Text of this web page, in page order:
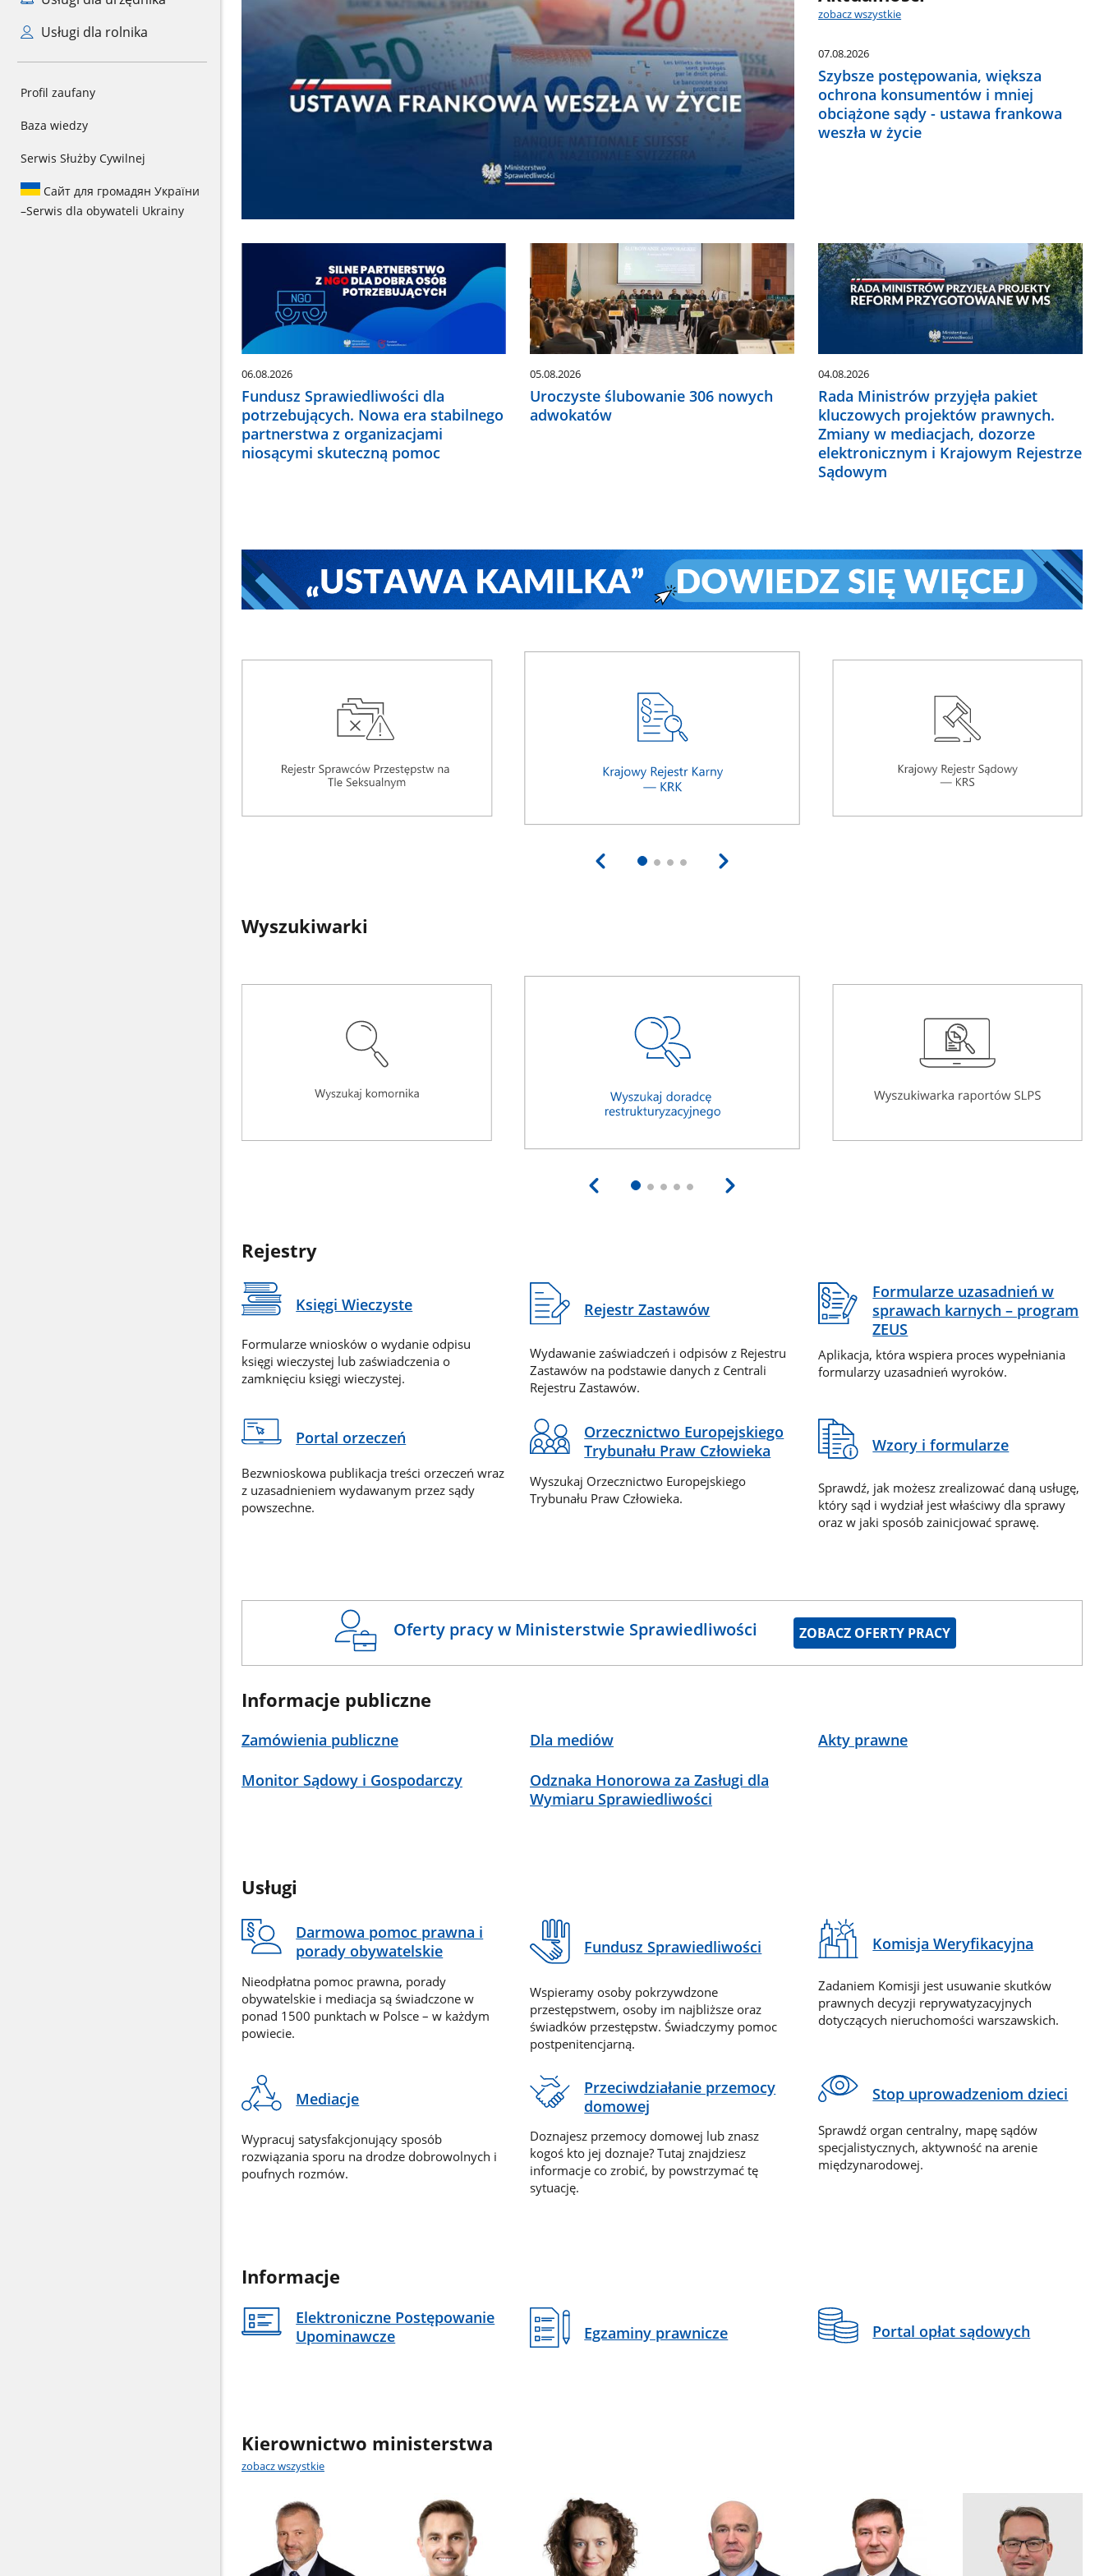
Usługi dla rolnika
Profil zaufany
Baza wiedzy
Serwis Służby Cywilnej
Сайт для громадян України
–Serwis dla obywateli Ukrainy
zobacz wszystkie
07.08.2026
Szybsze postępowania, większa
ochrona konsumentów i mniej
obciążone sądy - ustawa frankowa
weszła w życie
06.08.2026
Fundusz Sprawiedliwości dla
potrzebujących. Nowa era stabilnego
partnerstwa z organizacjami
niosącymi skuteczną pomoc
05.08.2026
Uroczyste ślubowanie 306 nowych
adwokatów
04.08.2026
Rada Ministrów przyjęła pakiet
kluczowych projektów prawnych.
Zmiany w mediacjach, dozorze
elektronicznym i Krajowym Rejestrze
Sądowym
Wyszukiwarki
Rejestry
Księgi Wieczyste
Formularze wniosków o wydanie odpisu
księgi wieczystej lub zaświadczenia o
zamknięciu księgi wieczystej.
Rejestr Zastawów
Wydawanie zaświadczeń i odpisów z Rejestru
Zastawów na podstawie danych z Centrali
Rejestru Zastawów.
Formularze uzasadnień w
sprawach karnych – program
ZEUS
Aplikacja, która wspiera proces wypełniania
formularzy uzasadnień wyroków.
Portal orzeczeń
Bezwnioskowa publikacja treści orzeczeń wraz
z uzasadnieniem wydawanym przez sądy
powszechne.
Orzecznictwo Europejskiego
Trybunału Praw Człowieka
Wyszukaj Orzecznictwo Europejskiego
Trybunału Praw Człowieka.
Wzory i formularze
Sprawdź, jak możesz zrealizować daną usługę,
który sąd i wydział jest właściwy dla sprawy
oraz w jaki sposób zainicjować sprawę.
Oferty pracy w Ministerstwie Sprawiedliwości ZOBACZ OFERTY PRACY
Informacje publiczne
Zamówienia publiczne Dla mediów Akty prawne
Monitor Sądowy i Gospodarczy
Odznaka Honorowa za Zasługi dla
Wymiaru Sprawiedliwości
Usługi
Darmowa pomoc prawna i
porady obywatelskie
Nieodpłatna pomoc prawna, porady
obywatelskie i mediacja są świadczone w
ponad 1500 punktach w Polsce – w każdym
powiecie.
Fundusz Sprawiedliwości
Wspieramy osoby pokrzywdzone
przestępstwem, osoby im najbliższe oraz
świadków przestępstw. Świadczymy pomoc
postpenitencjarną.
Komisja Weryfikacyjna
Zadaniem Komisji jest usuwanie skutków
prawnych decyzji reprywatyzacyjnych
dotyczących nieruchomości warszawskich.
Mediacje
Wypracuj satysfakcjonujący sposób
rozwiązania sporu na drodze dobrowolnych i
poufnych rozmów.
Przeciwdziałanie przemocy
domowej
Doznajesz przemocy domowej lub znasz
kogoś kto jej doznaje? Tutaj znajdziesz
informacje co zrobić, by powstrzymać tę
sytuację.
Stop uprowadzeniom dzieci
Sprawdź organ centralny, mapę sądów
specjalistycznych, aktywność na arenie
międzynarodowej.
Informacje
Elektroniczne Postępowanie
Upominawcze
Egzaminy prawnicze Portal opłat sądowych
Kierownictwo ministerstwa
zobacz wszystkie